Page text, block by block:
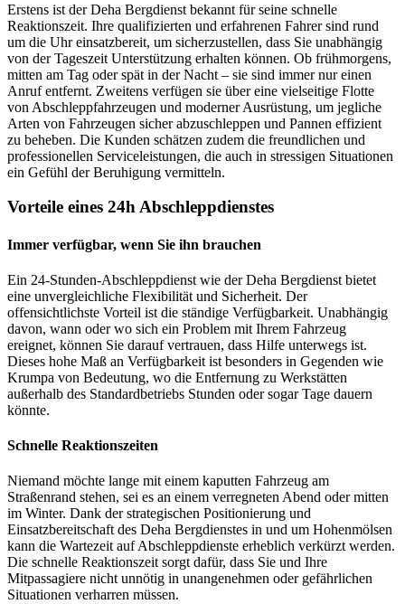
Erstens ist der Deha Bergdienst bekannt für seine schnelle
Reaktionszeit. Ihre qualifizierten und erfahrenen Fahrer sind rund
um die Uhr einsatzbereit, um sicherzustellen, dass Sie unabhängig
von der Tageszeit Unterstützung erhalten können. Ob frühmorgens,
mitten am Tag oder spät in der Nacht – sie sind immer nur einen
Anruf entfernt. Zweitens verfügen sie über eine vielseitige Flotte
von Abschleppfahrzeugen und moderner Ausrüstung, um jegliche
Arten von Fahrzeugen sicher abzuschleppen und Pannen effizient
zu beheben. Die Kunden schätzen zudem die freundlichen und
professionellen Serviceleistungen, die auch in stressigen Situationen
ein Gefühl der Beruhigung vermitteln.
Vorteile eines 24h Abschleppdienstes
Immer verfügbar, wenn Sie ihn brauchen
Ein 24-Stunden-Abschleppdienst wie der Deha Bergdienst bietet
eine unvergleichliche Flexibilität und Sicherheit. Der
offensichtlichste Vorteil ist die ständige Verfügbarkeit. Unabhängig
davon, wann oder wo sich ein Problem mit Ihrem Fahrzeug
ereignet, können Sie darauf vertrauen, dass Hilfe unterwegs ist.
Dieses hohe Maß an Verfügbarkeit ist besonders in Gegenden wie
Krumpa von Bedeutung, wo die Entfernung zu Werkstätten
außerhalb des Standardbetriebs Stunden oder sogar Tage dauern
könnte.
Schnelle Reaktionszeiten
Niemand möchte lange mit einem kaputten Fahrzeug am
Straßenrand stehen, sei es an einem verregneten Abend oder mitten
im Winter. Dank der strategischen Positionierung und
Einsatzbereitschaft des Deha Bergdienstes in und um Hohenmölsen
kann die Wartezeit auf Abschleppdienste erheblich verkürzt werden.
Die schnelle Reaktionszeit sorgt dafür, dass Sie und Ihre
Mitpassagiere nicht unnötig in unangenehmen oder gefährlichen
Situationen verharren müssen.